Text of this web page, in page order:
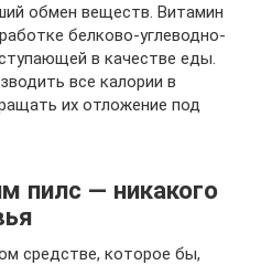
обмен веществ. Витамин
белково-углеводно-
в качестве еды.
все калории в
их отложение под
пилс — никакого
средстве, которое бы,